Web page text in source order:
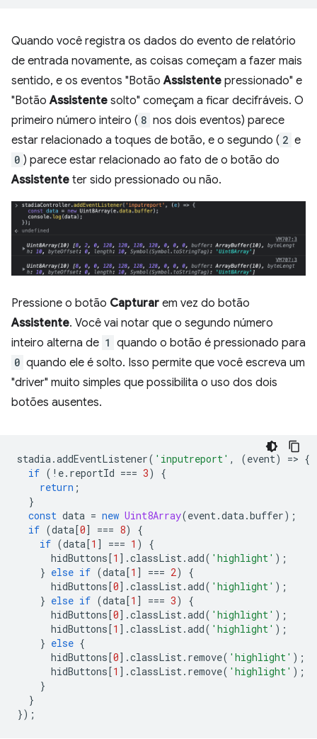
Quando você registra os dados do evento de relatório
de entrada novamente, as coisas começam a fazer mais
sentido, e os eventos "BotãoAssistente pressionado" e
"BotãoAssistente solto" começam a ficar decifráveis. O
primeiro número inteiro ( 8 nos dois eventos) parece
estar relacionado a toques de botão, e o segundo ( 2 e
0 ) parece estar relacionado ao fato de o botão do
Assistente ter sido pressionado ou não.
Pressione o botão Capturar em vez do botão
Assistente. Você vai notar que o segundo número
inteiro alterna de 1 quando o botão é pressionado para
0 quando ele é solto. Isso permite que você escreva um
"driver" muito simples que possibilita o uso dos dois
botões ausentes.
stadia .addEventListener( 'inputreport' , (event) => {
if ( ! e. reportId === 3)
{
return ;
}
const data = new Uint8Array(event .data .buffer);
if (data[0] === 8)
{
if (data[1 ] === 1 )
{
hidButtons[1 ].classList .add( 'highlight' );
} else if (data[1 ] === 2)
{
hidButtons[0].classList .add( 'highlight' );
} else if (data[1 ] === 3)
{
hidButtons[0].classList .add( 'highlight' );
hidButtons[1 ].classList .add( 'highlight' );
} else {
hidButtons[0].classList . remove( 'highlight' );
hidButtons[1 ].classList . remove( 'highlight' );
}
}
});